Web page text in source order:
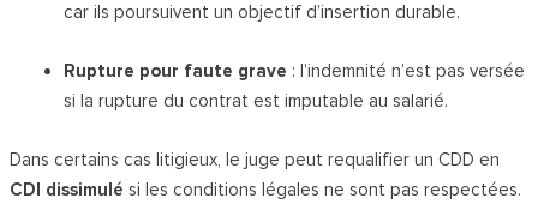
car ils poursuivent un objectif d’insertion durable.
Rupture pour faute grave : l’indemnité n’est pas versée
si la rupture du contrat est imputable au salarié.
Dans certains cas litigieux, le juge peut requalifier un CDD en
CDI dissimulé si les conditions légales ne sont pas respectées.